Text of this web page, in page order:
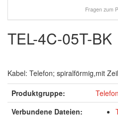
Fragen zum
TEL-4C-05T-BK
Kabel: Telefon; spiralförmig,mit
Produktgruppe:
Verbundene Dateien: